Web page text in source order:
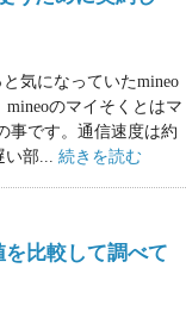
気になっていたmineo
のマイそくとはマ
事です。通信速度は約
い部... 続きを読む
を比較して調べて